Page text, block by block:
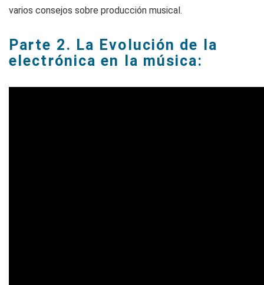
varios consejos sobre producción musical.
Parte 2. La Evolución de la
electrónica en la música: